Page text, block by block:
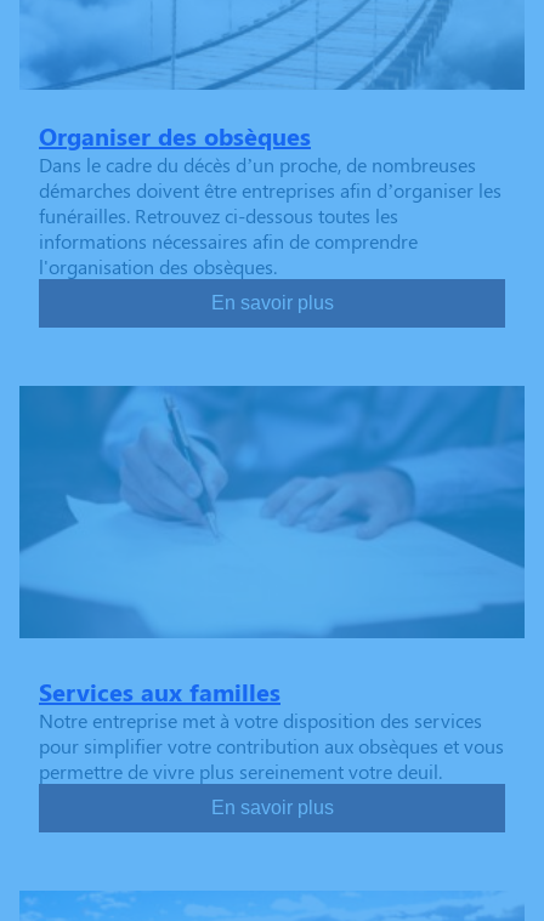
Organiser des obsèques
Dans le cadre du décès d’un proche, de nombreuses
démarches doivent être entreprises afin d’organiser les
funérailles. Retrouvez ci-dessous toutes les
informations nécessaires afin de comprendre
l'organisation des obsèques.
En savoir plus
Services aux familles
Notre entreprise met à votre disposition des services
pour simplifier votre contribution aux obsèques et vous
permettre de vivre plus sereinement votre deuil.
En savoir plus